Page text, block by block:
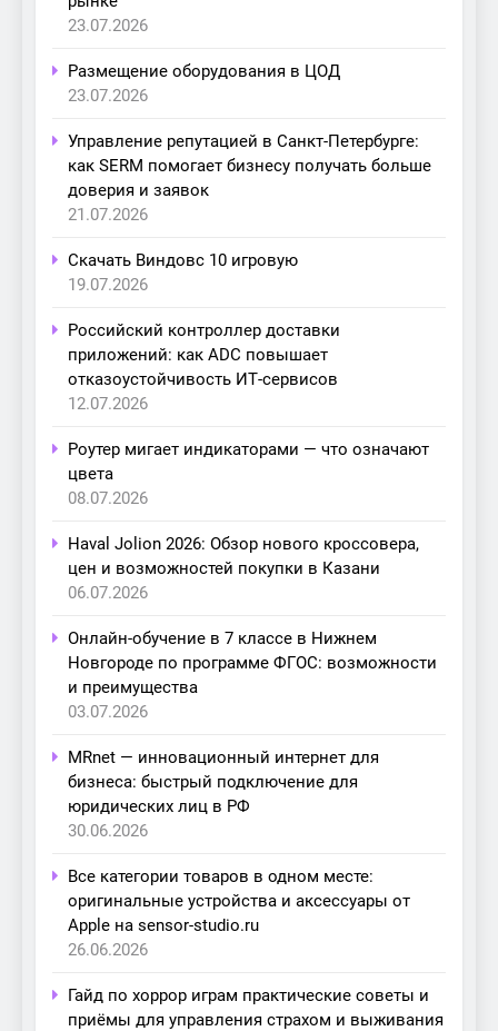
23.07.2026
Размещение оборудования в ЦОД
23.07.2026
Управление репутацией в Санкт-Петербурге:
как SERM помогает бизнесу получать больше
доверия и заявок
21.07.2026
Скачать Виндовс 10 игровую
19.07.2026
Российский контроллер доставки
приложений: как ADC повышает
отказоустойчивость ИТ-сервисов
12.07.2026
Роутер мигает индикаторами — что означают
цвета
08.07.2026
Haval Jolion 2026: Обзор нового кроссовера,
цен и возможностей покупки в Казани
06.07.2026
Онлайн-обучение в 7 классе в Нижнем
Новгороде по программе ФГОС: возможности
и преимущества
03.07.2026
MRnet — инновационный интернет для
бизнеса: быстрый подключение для
юридических лиц в РФ
30.06.2026
Все категории товаров в одном месте:
оригинальные устройства и аксессуары от
Apple на sensor-studio.ru
26.06.2026
Гайд по хоррор играм практические советы и
приёмы для управления страхом и выживания